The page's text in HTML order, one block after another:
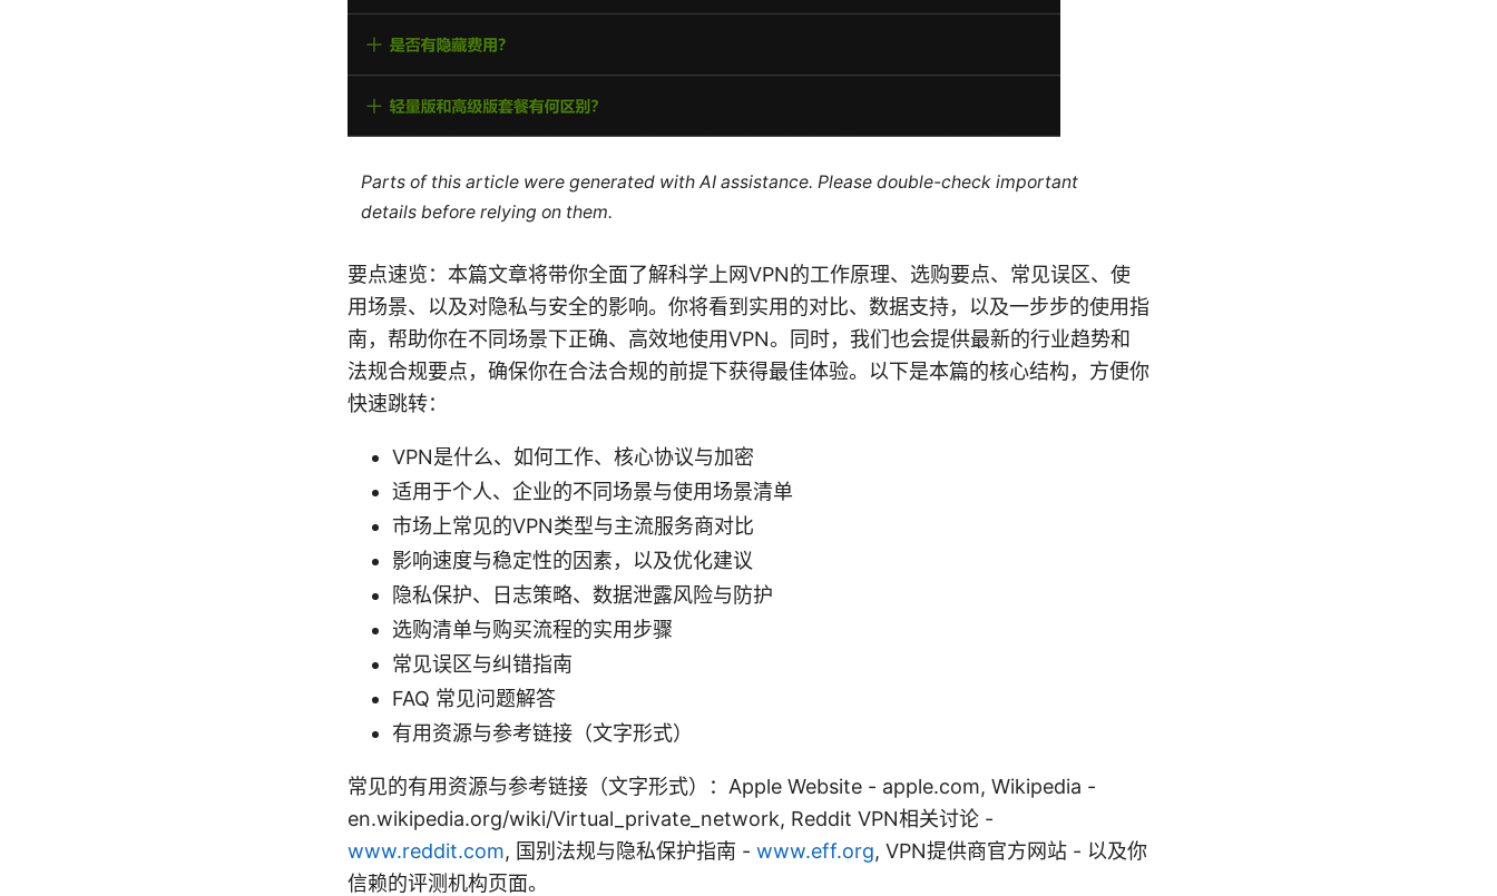
Parts of this article were generated with AI assistance. Please double-check important
details before relying on them.
要点速览：本篇文章将带你全面了解科学上网VPN的工作原理、选购要点、常见误区、使
用场景、以及对隐私与安全的影响。你将看到实用的对比、数据支持，以及一步步的使用指
南，帮助你在不同场景下正确、高效地使用VPN。同时，我们也会提供最新的行业趋势和
法规合规要点，确保你在合法合规的前提下获得最佳体验。以下是本篇的核心结构，方便你
快速跳转：
VPN是什么、如何工作、核心协议与加密
适用于个人、企业的不同场景与使用场景清单
市场上常见的VPN类型与主流服务商对比
影响速度与稳定性的因素，以及优化建议
隐私保护、日志策略、数据泄露风险与防护
选购清单与购买流程的实用步骤
常见误区与纠错指南
FAQ 常见问题解答
有用资源与参考链接（文字形式）
常见的有用资源与参考链接（文字形式）：Apple Website - apple.com, Wikipedia -
en.wikipedia.org/wiki/Virtual_private_network, Reddit VPN相关讨论 -
www.reddit.com, 国别法规与隐私保护指南 - www.eff.org, VPN提供商官方网站 - 以及你
信赖的评测机构页面。